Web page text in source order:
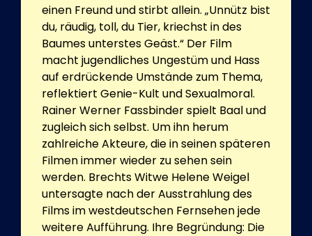
einen Freund und stirbt allein. „Unnütz bist
du, räudig, toll, du Tier, kriechst in des
Baumes unterstes Geäst.“ Der Film
macht jugendliches Ungestüm und Hass
auf erdrückende Umstände zum Thema,
reflektiert Genie-Kult und Sexualmoral.
Rainer Werner Fassbinder spielt Baal und
zugleich sich selbst. Um ihn herum
zahlreiche Akteure, die in seinen späteren
Filmen immer wieder zu sehen sein
werden. Brechts Witwe Helene Weigel
untersagte nach der Ausstrahlung des
Films im westdeutschen Fernsehen jede
weitere Aufführung. Ihre Begründung: Die